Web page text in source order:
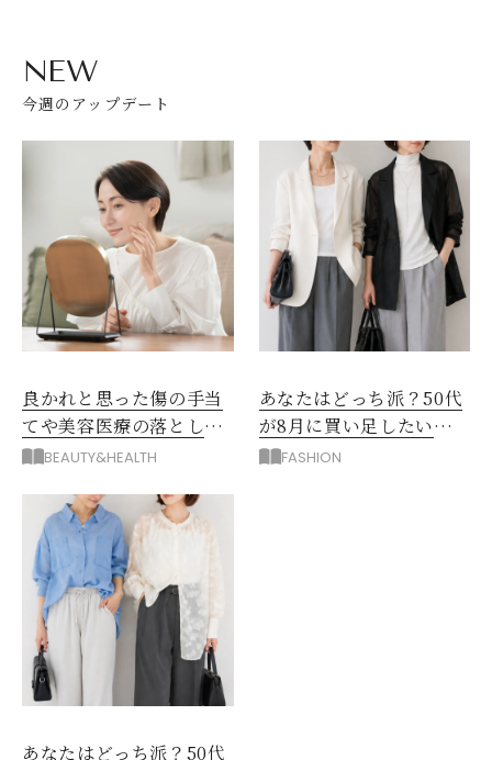
NEW
今週のアップデート
良かれと思った傷の手当
てや美容医療の落とし
穴！「形成外科」3大やめ
BEAUTY&HEALTH
あなたはどっち派？50代
が8月に買い足したい
「薄手ジャケット」
FASHION
あなたはどっち派？50代